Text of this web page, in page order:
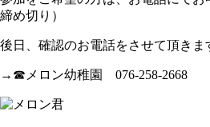
締め切り）
後日、確認のお電話をさせて頂きま
→☎メロン幼稚園 076-258-2668